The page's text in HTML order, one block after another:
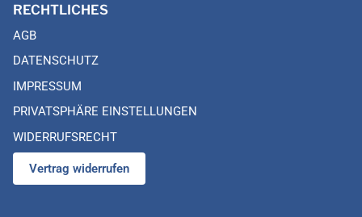
RECHTLICHES
AGB
DATENSCHUTZ
IMPRESSUM
PRIVATSPHÄRE EINSTELLUNGEN
WIDERRUFSRECHT
Vertrag widerrufen